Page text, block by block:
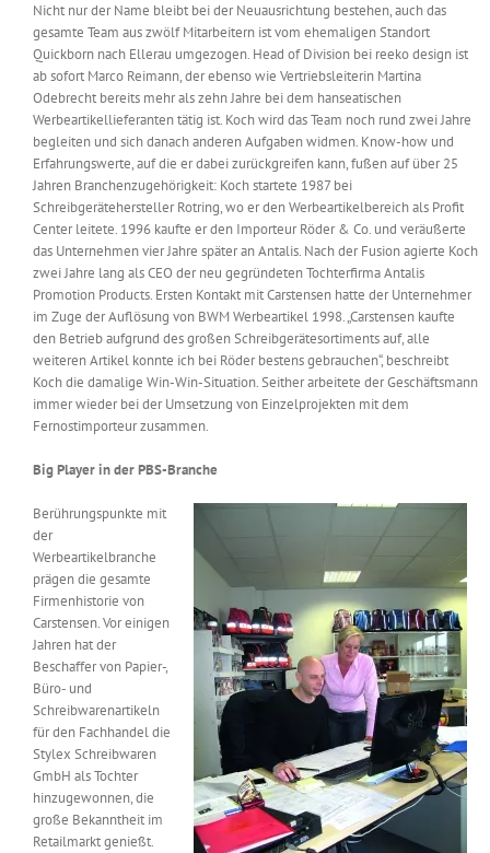
Nicht nur der Name bleibt bei der Neuausrichtung bestehen, auch das
gesamte Team aus zwölf Mitarbeitern ist vom ehemaligen Standort
Quickborn nach Ellerau umgezogen. Head of Division bei reeko design ist
ab sofort Marco Reimann, der ebenso wie Vertriebsleiterin Martina
Odebrecht bereits mehr als zehn Jahre bei dem hanseatischen
Werbeartikellieferanten tätig ist. Koch wird das Team noch rund zwei Jahre
begleiten und sich danach anderen Aufgaben widmen. Know-how und
Erfahrungswerte, auf die er dabei zurückgreifen kann, fußen auf über 25
Jahren Branchenzugehörigkeit: Koch startete 1987 bei
Schreibgerätehersteller Rotring, wo er den Werbeartikelbereich als Profit
Center leitete. 1996 kaufte er den Importeur Röder & Co. und veräußerte
das Unternehmen vier Jahre später an Antalis. Nach der Fusion agierte Koch
zwei Jahre lang als CEO der neu gegründeten Tochterfirma Antalis
Promotion Products. Ersten Kontakt mit Carstensen hatte der Unternehmer
im Zuge der Auflösung von BWM Werbeartikel 1998. „Carstensen kaufte
den Betrieb aufgrund des großen Schreibgerätesortiments auf, alle
weiteren Artikel konnte ich bei Röder bestens gebrauchen“, beschreibt
Koch die damalige Win-Win-Situation. Seither arbeitete der Geschäftsmann
immer wieder bei der Umsetzung von Einzelprojekten mit dem
Fernostimporteur zusammen.
Big Player in der PBS-Branche
Berührungspunkte mit
der
Werbeartikelbranche
prägen die gesamte
Firmenhistorie von
Carstensen. Vor einigen
Jahren hat der
Beschaffer von Papier-,
Büro- und
Schreibwarenartikeln
für den Fachhandel die
Stylex Schreibwaren
GmbH als Tochter
hinzugewonnen, die
große Bekanntheit im
Retailmarkt genießt.